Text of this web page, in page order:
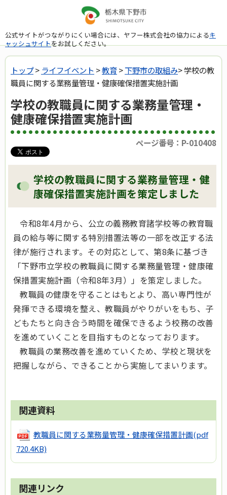
公式サイトがつながりにくい場合には、ヤフー株式会社の協力によるキ
ャッシュサイトをお試しください。
トップ> ライフイベント >教育>下野市の取組み> 学校の教
職員に関する業務量管理・健康確保措置実施計画
学校の教職員に関する業務量管理・
健康確保措置実施計画
ページ番号：P-010408
学校の教職員に関する業務量管理・健
康確保措置実施計画を策定しました
令和8年4月から、公立の義務教育諸学校等の教育職
員の給与等に関する特別措置法等の一部を改正する法
律が施行されます。その対応として、第8条に基づき
「下野市立学校の教職員に関する業務量管理・健康確
保措置実施計画（令和8年3月）」を策定しました。
教職員の健康を守ることはもとより、高い専門性が
発揮できる環境を整え、教職員がやりがいをもち、子
どもたちと向き合う時間を確保できるよう校務の改善
を進めていくことを目指すものとなっております。
教職員の業務改善を進めていくため、学校と現状を
把握しながら、できることから実施してまいります。
関連資料
教職員に関する業務量管理・健康確保措置計画(pdf
720.4KB)
関連リンク